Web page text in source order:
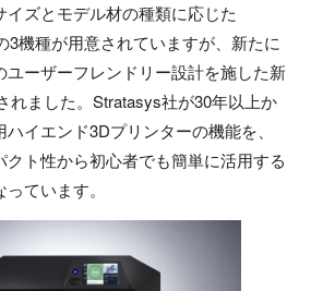
ズとモデル材の種類に応じた
3機種が用意されていますが、新たに
ユーザーフレンドリー設計を施した新
れました。Stratasys社が30年以上か
イエンド3Dプリンターの機能を、
ト性から初心者でも簡単に活用する
ています。